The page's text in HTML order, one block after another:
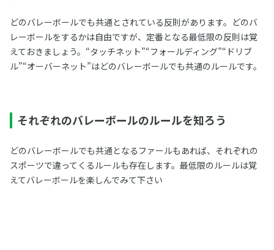
どのバレーボールでも共通とされている反則があります。どのバ
レーボールをするかは自由ですが、定番となる最低限の反則は覚
えておきましょう。“タッチネット”“フォールディング”“ドリブ
ル”“オーバーネット”はどのバレーボールでも共通のルールです。
それぞれのバレーボールのルールを知ろう
どのバレーボールでも共通となるファールもあれば、それぞれの
スポーツで違ってくるルールも存在します。最低限のルールは覚
えてバレーボールを楽しんでみて下さい